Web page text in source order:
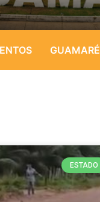
GUAMARÉ
ESTADO